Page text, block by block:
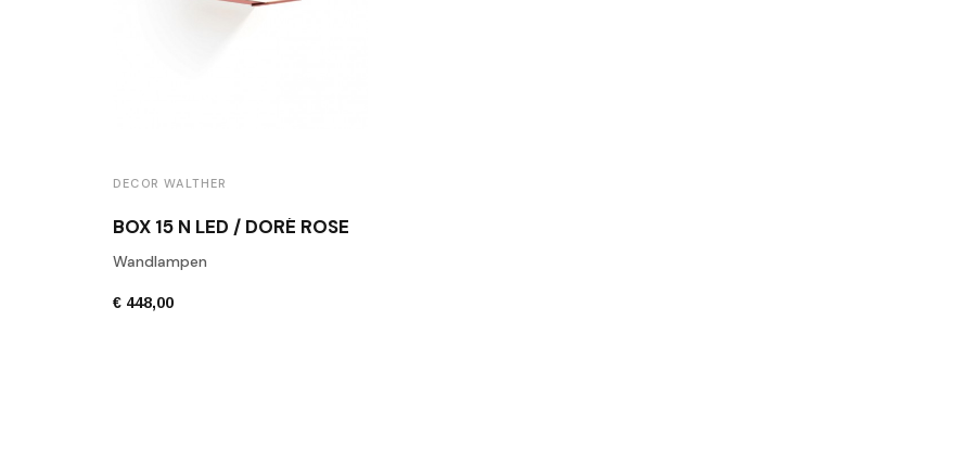
DECOR WALTHER
BOX 15 N LED / DORÉ ROSE
Wandlampen
€ 448,00